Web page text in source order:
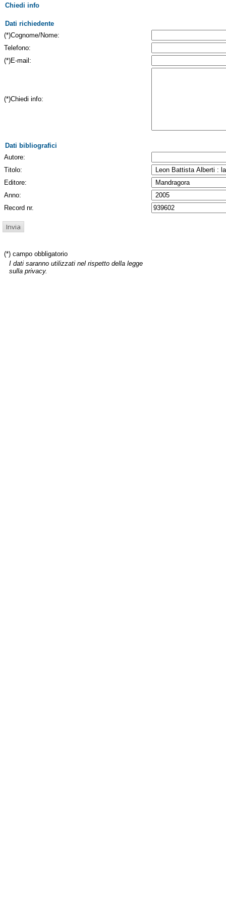
Chiedi info
Dati richiedente
(*)Cognome/Nome:
Telefono:
(*)E-mail:
(*)Chiedi info:
Dati bibliografici
Autore:
Titolo:
Editore:
Anno:
Record nr.
(*) campo obbligatorio
I dati saranno utilizzati nel rispetto della legge
sulla privacy.